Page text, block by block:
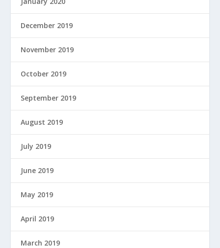
December 2019
November 2019
October 2019
September 2019
August 2019
July 2019
June 2019
May 2019
April 2019
March 2019